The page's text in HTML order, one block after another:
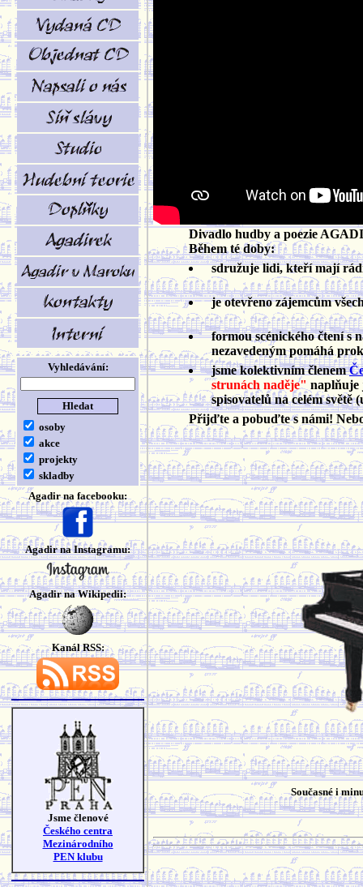
Vyhledávání:
osoby
akce
projekty
skladby
Agadir na facebooku:
Agadir na Instagramu:
Agadir na Wikipedii:
Kanál RSS:
Jsme členové
Českého centra
Mezinárodního
PEN klubu
Divadlo hudby a poezie
Během té doby:
sdružuje lidi, kteří mají
je otevřeno zájemcům
formou scénického čtení s
nezavedeným pomáhá
jsme kolektivním členem
strunách naděje" naplňuje
spisovatelů na celém světě
Přijďte a pobuďte s námi!
Současné i